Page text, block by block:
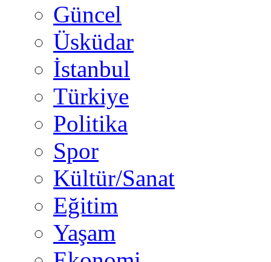
Güncel
Üsküdar
İstanbul
Türkiye
Politika
Spor
Kültür/Sanat
Eğitim
Yaşam